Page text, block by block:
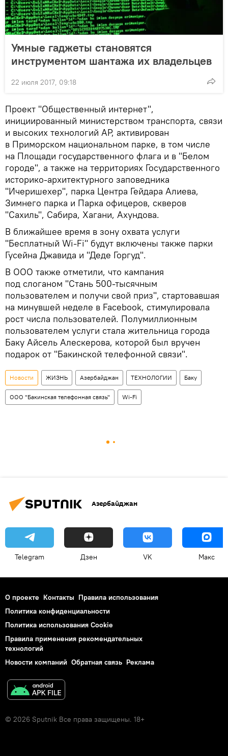
Умные гаджеты становятся
инструментом шантажа их владельцев
22 июля 2017, 09:18
Проект "Общественный интернет",
инициированный министерством транспорта, связи
и высоких технологий АР, активирован
в Приморском национальном парке, в том числе
на Площади государственного флага и в "Белом
городе", а также на территориях Государственного
историко-архитектурного заповедника
"Ичеришехер", парка Центра Гейдара Алиева,
Зимнего парка и Парка офицеров, скверов
"Сахиль", Сабира, Хагани, Ахундова.
В ближайшее время в зону охвата услуги
"Бесплатный Wi-Fi" будут включены также парки
Гусейна Джавида и "Деде Горгуд".
В ООО также отметили, что кампания
под слоганом "Стань 500-тысячным
пользователем и получи свой приз", стартовавшая
на минувшей неделе в Facebook, стимулировала
рост числа пользователей. Полумиллионным
пользователем услуги стала жительница города
Баку Айсель Алескерова, которой был вручен
подарок от "Бакинской телефонной связи".
Новости ЖИЗНЬ Азербайджан ТЕХНОЛОГИИ Баку
ООО "Бакинская телефонная связь" Wi-Fi
Азербайджан
Telegram Дзен VK Макс
О проекте Контакты Правила использования
Политика конфиденциальности
Политика использования Cookie
Правила применения рекомендательных
технологий
Новости компаний Обратная связь Реклама
© 2026 Sputnik Все права защищены. 18+